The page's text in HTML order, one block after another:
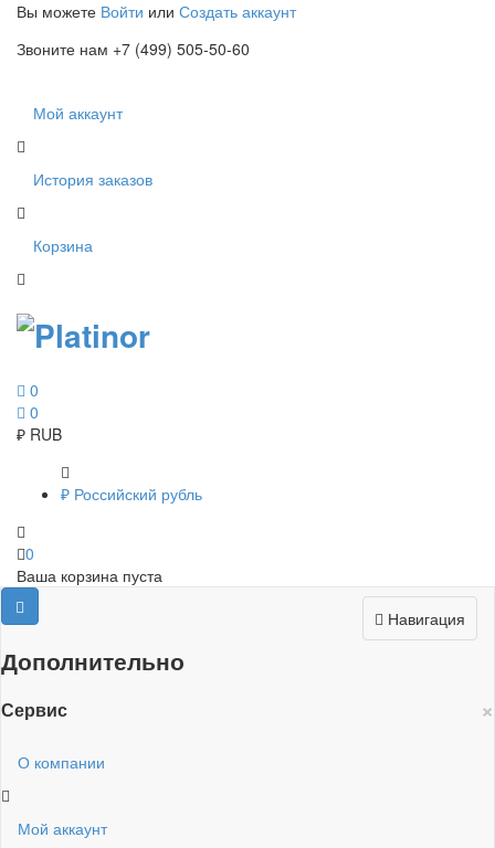
Вы можете Войти или Создать аккаунт
Звоните нам +7 (499) 505-50-60
Мой аккаунт
История заказов
Корзина
0
0
₽ RUB
₽ Российский рубль
0
Ваша корзина пуста
Навигация
Дополнительно
×
Сервис
О компании
Мой аккаунт